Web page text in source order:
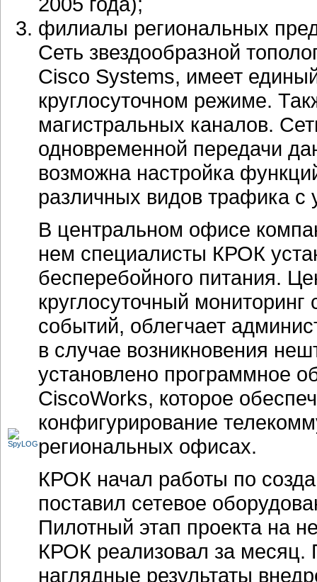
филиалы региональных
Сеть звездообразной
Cisco Systems, имеет
круглосуточном режиме.
магистральных каналов.
одновременной передачи
возможна настройка
различных видов трафика с
В центральном офисе
нем специалисты КРОК
бесперебойного питания.
круглосуточный мониторинг
событий, облегчает
в случае возникновения
установлено программное
CiscoWorks, которое
конфигурирование
региональных офисах.
КРОК начал работы по
поставил сетевое
Пилотный этап проекта на
КРОК реализовал за месяц.
наглядные результаты